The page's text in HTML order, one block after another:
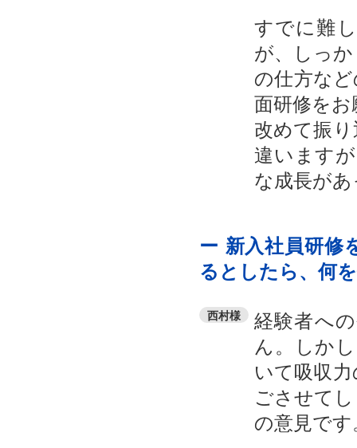
すでに難
が、しっ
の仕方な
面研修を
改めて振
違います
な成長が
ー 新入社員研修
るとしたら、何
西村様
経験者へ
ん。しか
いて吸収
ごさせて
の意見で